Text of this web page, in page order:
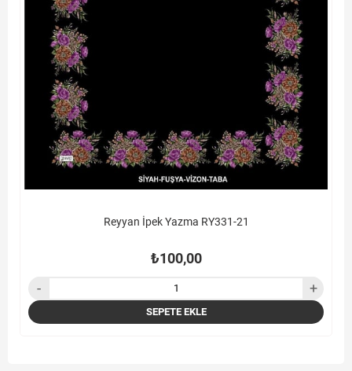
Reyyan İpek Yazma RY331-21
₺100,00
SEPETE EKLE